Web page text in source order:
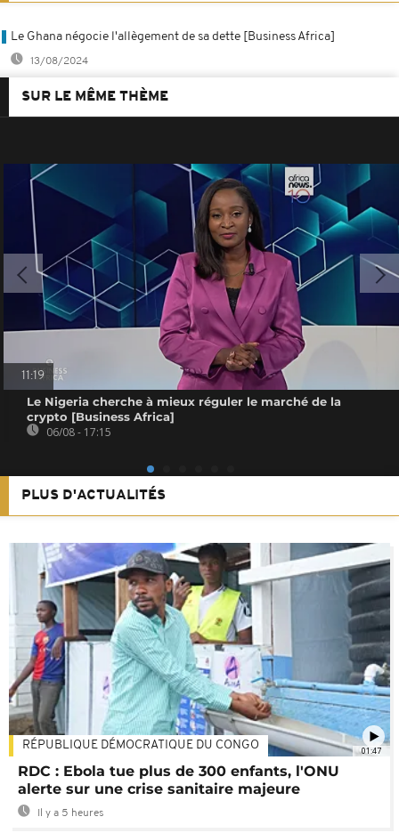
Le Ghana négocie l'allègement de sa dette [Business Africa]
13/08/2024
SUR LE MÊME THÈME
11:19
Le Nigeria cherche à mieux réguler le marché de la
crypto [Business Africa]
06/08 - 17:15
PLUS D'ACTUALITÉS
01:47
RÉPUBLIQUE DÉMOCRATIQUE DU CONGO
RDC : Ebola tue plus de 300 enfants, l'ONU
alerte sur une crise sanitaire majeure
Il y a 5 heures